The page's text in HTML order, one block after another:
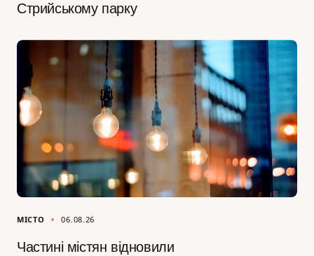
Стрийському парку
МІСТО 06.08.26
Частині містян відновили